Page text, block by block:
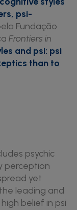
psi-
Fundação
Frontiers in
and psi: psi
than to
psychic
perception
yet
leading and
belief in psi